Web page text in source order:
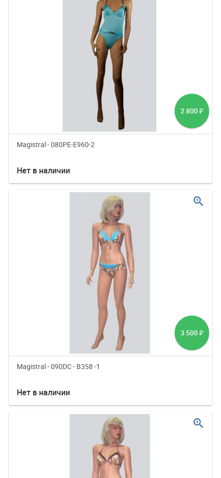
2 800 ₽
Magistral - 080PE-E960-2
Нет в наличии
3 500 ₽
Magistral - 090DC - B358 -1
Нет в наличии
zoom_in
zoom_in